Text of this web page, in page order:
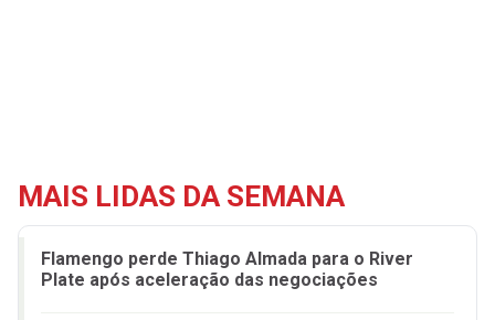
MAIS LIDAS DA SEMANA
Flamengo perde Thiago Almada para o River
Plate após aceleração das negociações